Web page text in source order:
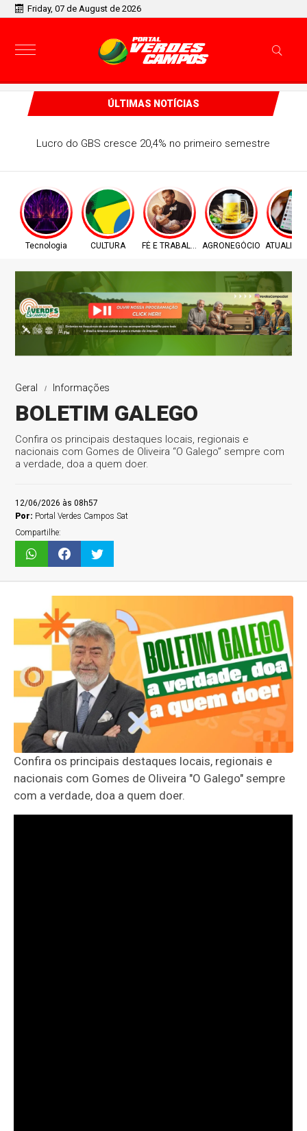
Friday, 07 de August de 2026
ÚLTIMAS NOTÍCIAS
Lucro do GBS cresce 20,4% no primeiro semestre
Tecnologia CULTURA FÉ E TRABALHOAGRONEGÓCIO
Geral Informações
BOLETIM GALEGO
Confira os principais destaques locais, regionais e
nacionais com Gomes de Oliveira “O Galego” sempre com
a verdade, doa a quem doer.
12/06/2026 às 08h57
Por: Portal Verdes Campos Sat
Compartilhe:
Confira os principais destaques locais, regionais e
nacionais com Gomes de Oliveira "O Galego" sempre
com a verdade, doa a quem doer.